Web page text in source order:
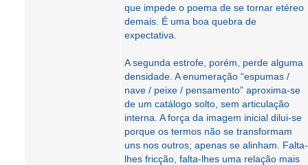
que impede o poema de se tornar etéreo
demais. É uma boa quebra de
expectativa.
A segunda estrofe, porém, perde alguma
densidade. A enumeração “espumas /
nave / peixe / pensamento” aproxima-se
de um catálogo solto, sem articulação
interna. A força da imagem inicial dilui-se
porque os termos não se transformam
uns nos outros; apenas se alinham. Falta-
lhes fricção, falta-lhes uma relação mais